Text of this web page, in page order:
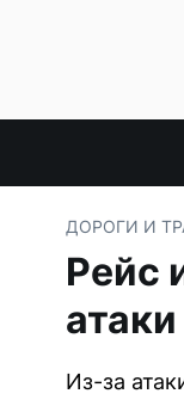
ДОРОГИ И
Рейс
Из-за